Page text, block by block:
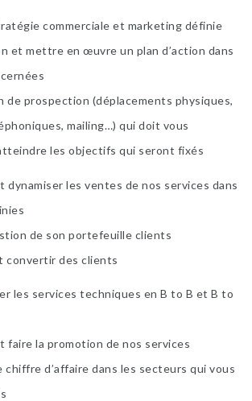
commerciale et marketing définie
et mettre en œuvre un plan d’action dans
de prospection (déplacements physiques,
mailing…) qui doit vous
les objectifs qui seront fixés
dynamiser les ventes de nos services dans
de son portefeuille clients
convertir des clients
les services techniques en B to B et B to
faire la promotion de nos services
chiffre d’affaire dans les secteurs qui vous